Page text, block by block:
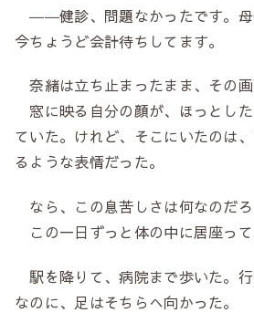
――健診、問題なかったです。母
今ちょうど会計待ちしてます。
奈緒は立ち止まったまま、その画
窓に映る自分の顔が、ほっとし
ていた。けれど、そこにいたのは
るような表情だった。
なら、この息苦しさは何なのだろ
この一日ずっと体の中に居座って
駅を降りて、病院まで歩いた。
なのに、足はそちらへ向かった。